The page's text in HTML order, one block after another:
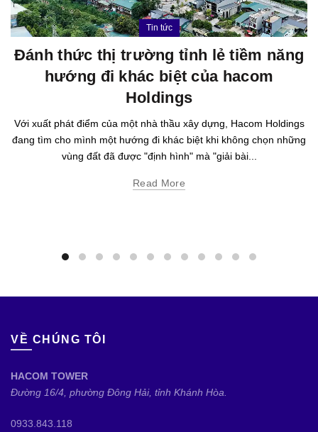
Tin tức
Đánh thức thị trường tỉnh lẻ tiềm năng
hướng đi khác biệt của hacom
Holdings
Với xuất phát điểm của một nhà thầu xây dựng, Hacom Holdings
đang tìm cho mình một hướng đi khác biệt khi không chọn những
vùng đất đã được "định hình" mà "giải bài...
Read More
VỀ CHÚNG TÔI
HACOM TOWER
Đường 16/4, phường Đông Hải, tỉnh Khánh Hòa.
0933.843.118